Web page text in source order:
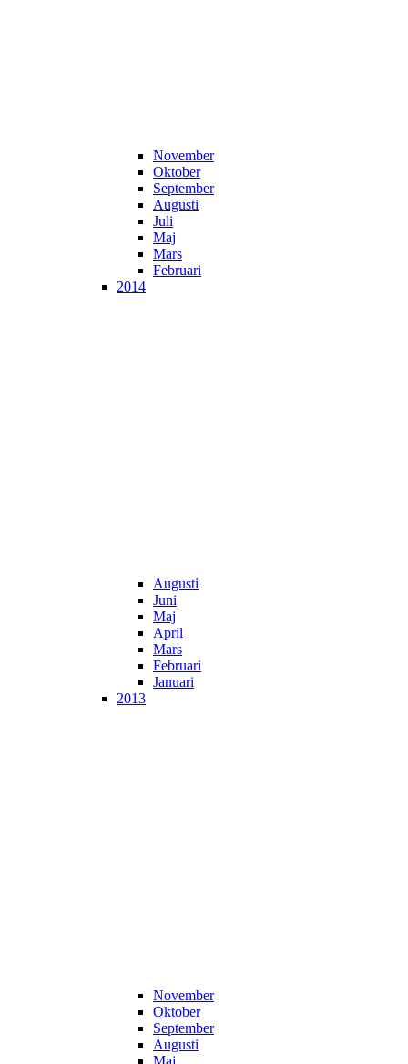
November
Oktober
September
Augusti
Juli
Maj
Mars
Februari
2014
Augusti
Juni
Maj
April
Mars
Februari
Januari
2013
November
Oktober
September
Augusti
Maj